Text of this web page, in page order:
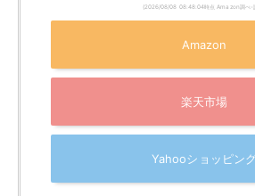
ンはキャストから視聴開始
現在販売されているモデルには、標